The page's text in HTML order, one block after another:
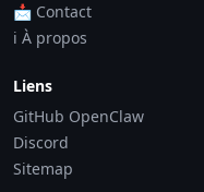
📩 Contact
ℹ️ À propos
Liens
GitHub OpenClaw
Discord
Sitemap